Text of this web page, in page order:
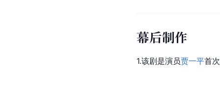
幕后制作
1.该剧是演员贾一平首